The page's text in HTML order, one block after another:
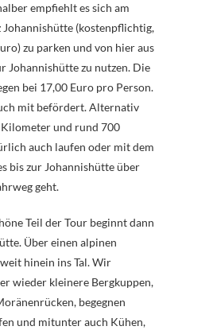
empfiehlt es sich am
(kostenpflichtig,
zu parken und von hier aus
Johannishütte zu nutzen. Die
bei 17,00 Euro pro Person.
mit befördert. Alternativ
Kilometer und rund 700
auch laufen oder mit dem
bis zur Johannishütte über
geht.
Teil der Tour beginnt dann
Über einen alpinen
hinein ins Tal. Wir
wieder kleinere Bergkuppen,
begegnen
und mitunter auch Kühen,